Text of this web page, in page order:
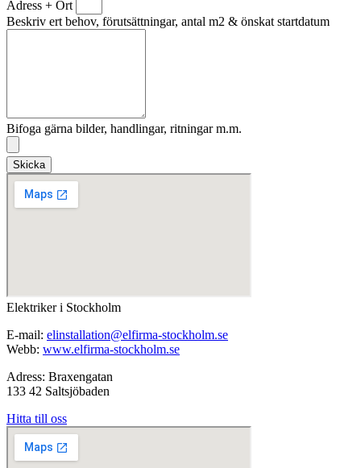
Adress + Ort
Beskriv ert behov, förutsättningar, antal m2 & önskat startdatum
Bifoga gärna bilder, handlingar, ritningar m.m.
Skicka
Elektriker i Stockholm
E-mail: elinstallation@elfirma-stockholm.se
Webb: www.elfirma-stockholm.se
Adress: Braxengatan
133 42 Saltsjöbaden
Hitta till oss